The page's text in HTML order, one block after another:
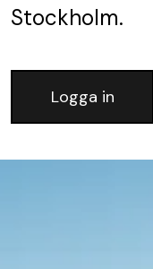
Stockholm.
Logga in